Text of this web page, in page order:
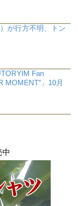
が行方不明、トン
Fan
MOMENT”」10月
中